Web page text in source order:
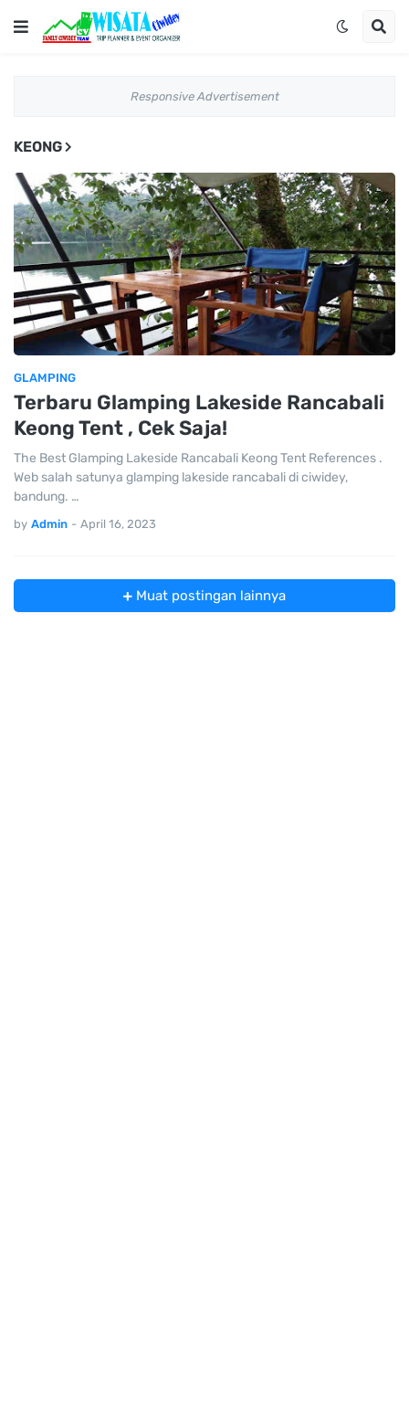
Responsive Advertisement
KEONG
GLAMPING
Terbaru Glamping Lakeside Rancabali
Keong Tent , Cek Saja!
The Best Glamping Lakeside Rancabali Keong Tent References .
Web salah satunya glamping lakeside rancabali di ciwidey,
bandung. …
by Admin - April 16, 2023
Muat postingan lainnya